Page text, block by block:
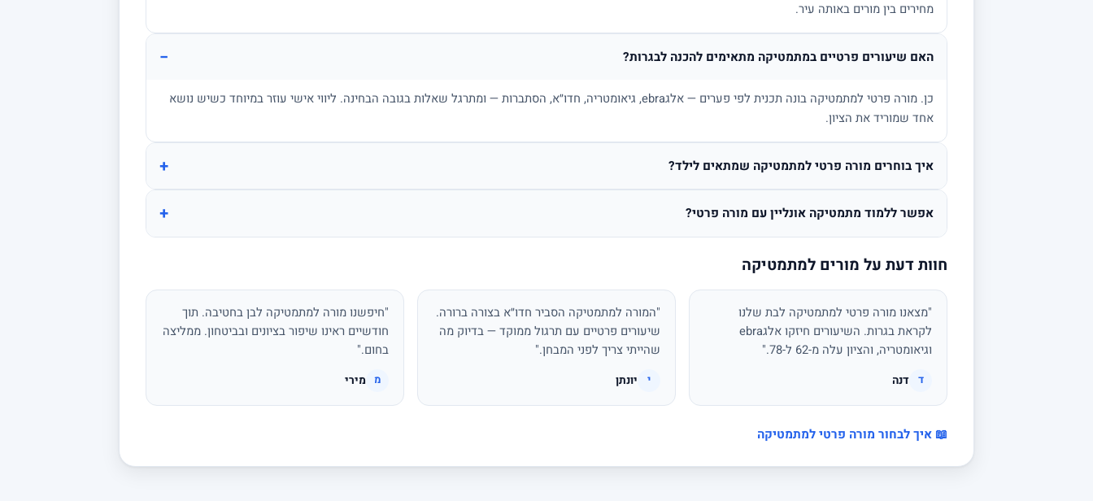
מחירים בין מורים באותה עיר.
האם שיעורים פרטיים במתמטיקה מתאימים להכנה לבגרות? −
כן. מורה פרטי למתמטיקה בונה תכנית לפי פערים — אלגebra, גיאומטריה, חדו״א, הסתברות — ומתרגל שאלות בגובה הבחינה. ליווי אישי עוזר במיוחד כשיש נושא
אחד שמוריד את הציון.
איך בוחרים מורה פרטי למתמטיקה שמתאים לילד? +
אפשר ללמוד מתמטיקה אונליין עם מורה פרטי? +
חוות דעת על מורים למתמטיקה
"מצאנו מורה פרטי למתמטיקה לבת שלנו
לקראת בגרות. השיעורים חיזקו אלגebra
וגיאומטריה, והציון עלה מ-62 ל-78."
ד דנה
"המורה למתמטיקה הסביר חדו״א בצורה ברורה.
שיעורים פרטיים עם תרגול ממוקד — בדיוק מה
שהייתי צריך לפני המבחן."
י יונתן
"חיפשנו מורה למתמטיקה לבן בחטיבה. תוך
חודשיים ראינו שיפור בציונים ובביטחון. ממליצה
בחום."
מ מירי
📖 איך לבחור מורה פרטי למתמטיקה